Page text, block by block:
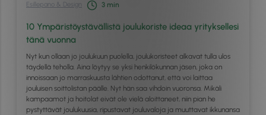
Esillepano & Design 3 min
10 Ympäristöystävällistä joulukoriste ideaa yrityksellesi
tänä vuonna
Nyt kun ollaan jo joulukuun puolella, joulukoristeet alkavat tulla ulos
täydellä teholla. Aina löytyy se yksi henkilökunnan jäsen, joka on
innoissaan jo marraskuusta lähtien odottanut, että voi laittaa
jouluisen soittolistan päälle. Nyt hän saa vihdoin vuoronsa. Mikäli
kampaamot ja hoitolat eivät ole vielä aloittaneet, niin pian he
pystyttävät joulukuusia, ripustavat jouluvaloja ja muuttavat ikkunansa